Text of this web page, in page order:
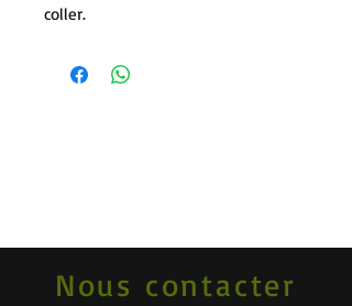
coller.
Nous contacter